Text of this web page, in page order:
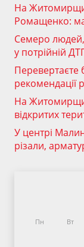
На
Ромащенко:
Семеро людей,
у потрійній
Перевертаєте
рекомендації
На
відкритих
У центрі
різали,
Пн Вт